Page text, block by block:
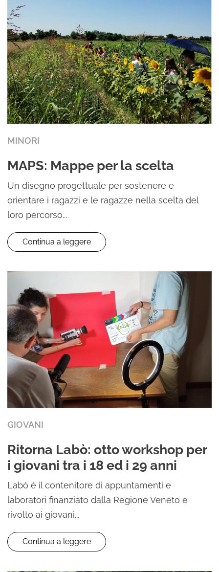
MINORI
MAPS: Mappe per la scelta
Un disegno progettuale per sostenere e
orientare i ragazzi e le ragazze nella scelta del
loro percorso...
Continua a leggere
GIOVANI
Ritorna Labò: otto workshop per
i giovani tra i 18 ed i 29 anni
Labò è il contenitore di appuntamenti e
laboratori finanziato dalla Regione Veneto e
rivolto ai giovani...
Continua a leggere